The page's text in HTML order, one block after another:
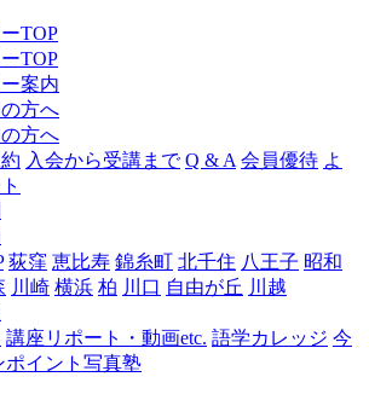
ャ
糸
TOP
TOP
案内
方へ
方へ
入会から受講まで Q & A 会員優待 よ
荻窪 恵比寿 錦糸町 北千住 八王子 昭和
川崎 横浜 柏 川口 自由が丘 川越
講座リポート・動画etc. 語学カレッジ 今
ポイント写真塾